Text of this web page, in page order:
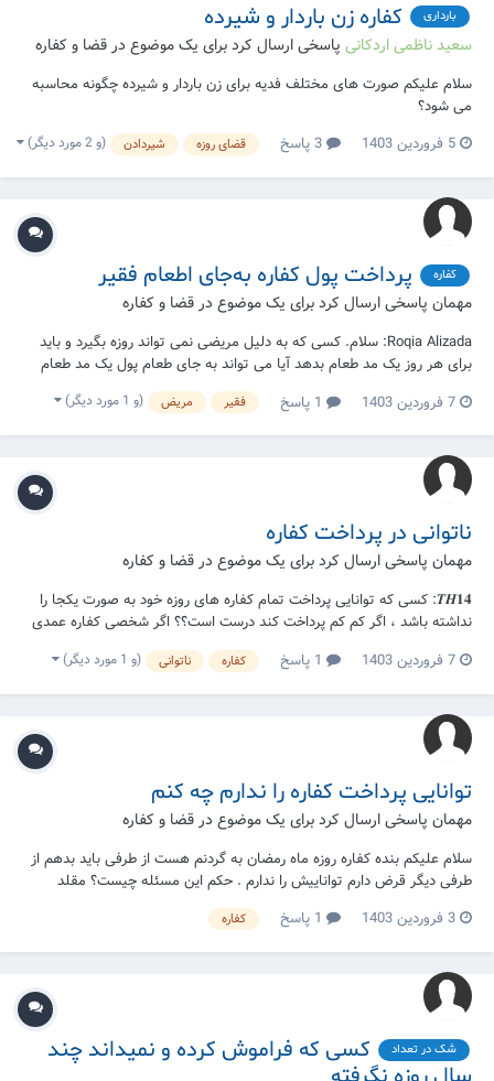
بارداری کفاره زن باردار و شیرده
سعید ناظمی اردکانی پاسخی ارسال کرد برای یک موضوع در قضا و کفاره
سلام علیکم صورت های مختلف فدیه برای زن باردار و شیرده چگونه محاسبه
می شود؟
5 فروردین 1403
قضای روزه شیردادن (و 2 مورد دیگر)
کفاره پرداخت پول کفاره به‌جای اطعام فقیر
مهمان پاسخی ارسال کرد برای یک موضوع در قضا و کفاره
Roqia Alizada: سلام. کسی که به دلیل مریضی نمی تواند روزه بگیرد و باید
برای هر روز یک مد طعام بدهد آیا می تواند به جای طعام پول یک مد طعام
(۷۵۰ گرام) را به فقیر بدهد؟ کسی که پول را از طریق هدیه دادن دیگران جمع
می کند آیا خمس دارد یا خیر؟ تشکر.
7 فروردین 1403 فقیر مریض (و 1 مورد دیگر)
ناتوانی در پرداخت کفاره
مهمان پاسخی ارسال کرد برای یک موضوع در قضا و کفاره
𝑻𝑯𝟏𝟒: کسی که توانایی پرداخت تمام کفاره های روزه خود به صورت یکجا را
نداشته باشد ، اگر کم کم پرداخت کند درست است؟؟ اگر شخصی کفاره عمدی
روزه خود را پرداخت کند آیا بعد از کفاره روزه قضایی هم نیز دارد یا برای
شکستن روزه به صورت عمدی فقط پرداخت کفاره کافی است؟؟
7 فروردین 1403 کفاره ناتوانی (و 1 مورد دیگر)
توانایی پرداخت کفاره را ندارم چه کنم
مهمان پاسخی ارسال کرد برای یک موضوع در قضا و کفاره
سلام علیکم بنده کفاره روزه ماه رمضان به گردنم هست از طرفی باید بدهم از
طرفی دیگر قرض دارم تواناییش را ندارم . حکم این مسئله چیست؟ مقلد
حضرت آیت الله العظمی سیستانی حفظه الله هستم
3 فروردین 1403 کفاره
شک در تعداد
کسی که فراموش کرده و نمیداند چند